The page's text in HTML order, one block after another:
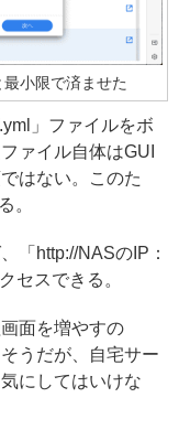
小限で済ませた
」ファイルをボ
ァイル自体はGUI
はない。このた
。
「http://NASのIP：
セスできる。
面を増やすの
うだが、自宅サー
にしてはいけな